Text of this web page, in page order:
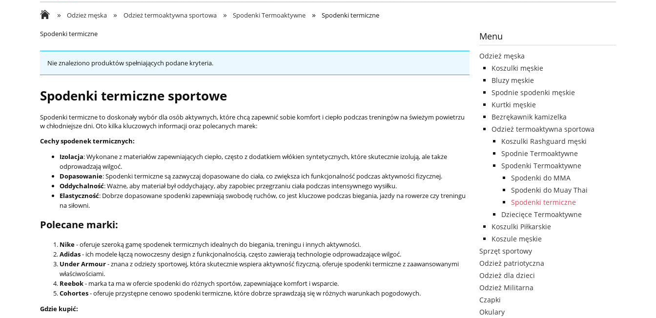
Odzież damska
Płyty z Muzyką Nowości Promocje Blog
» Odzież męska » Odzież termoaktywna sportowa » Spodenki Termoaktywne » Spodenki termiczne
Spodenki termiczne
Nie znaleziono produktów spełniających podane kryteria.
Spodenki termiczne sportowe
Spodenki termiczne to doskonały wybór dla osób aktywnych, które chcą zapewnić sobie komfort i ciepło podczas treningów na świeżym powietrzu
w chłodniejsze dni. Oto kilka kluczowych informacji oraz polecanych marek:
Cechy spodenek termicznych:
Izolacja: Wykonane z materiałów zapewniających ciepło, często z dodatkiem włókien syntetycznych, które skutecznie izolują, ale także
odprowadzają wilgoć.
Dopasowanie: Spodenki termiczne są zazwyczaj dopasowane do ciała, co zwiększa ich funkcjonalność podczas aktywności fizycznej.
Oddychalność: Ważne, aby materiał był oddychający, aby zapobiec przegrzaniu ciała podczas intensywnego wysiłku.
Elastyczność: Dobrze dopasowane spodenki zapewniają swobodę ruchów, co jest kluczowe podczas biegania, jazdy na rowerze czy treningu
na siłowni.
Polecane marki:
Nike- oferuje szeroką gamę spodenek termicznych idealnych do biegania, treningu i innych aktywności.
Adidas- ich modele łączą nowoczesny design z funkcjonalnością, często zawierają technologie odprowadzające wilgoć.
Under Armour- znana z odzieży sportowej, która skutecznie wspiera aktywność fizyczną, oferuje spodenki termiczne z zaawansowanymi
właściwościami.
Reebok- marka ta ma w ofercie spodenki do różnych sportów, zapewniające komfort i wsparcie.
Cohortes- oferuje przystępne cenowo spodenki termiczne, które dobrze sprawdzają się w różnych warunkach pogodowych.
Gdzie kupić:
Menu
Odzież męska
Koszulki męskie
Bluzy męskie
Spodnie spodenki męskie
Kurtki męskie
Bezrękawnik kamizelka
Odzież termoaktywna sportowa
Koszulki Rashguard męski
Spodnie Termoaktywne
Spodenki Termoaktywne
Spodenki do MMA
Spodenki do Muay Thai
Spodenki termiczne
Dziecięce Termoaktywne
Koszulki Piłkarskie
Koszule męskie
Sprzęt sportowy
Odzież patriotyczna
Odzież dla dzieci
Odzież Militarna
Czapki
Okulary